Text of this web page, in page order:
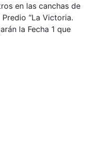
en las canchas de
“La Victoria.
la Fecha 1 que